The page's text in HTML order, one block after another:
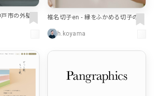
市の外壁・
椎名切子en - 縁をふかめる切子のギ
h.koyama